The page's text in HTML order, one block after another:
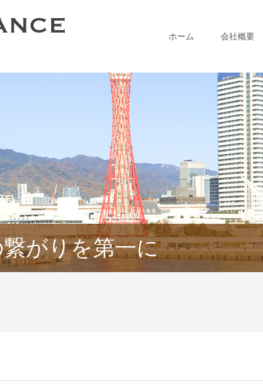
ホーム 会社概要
がりを第一に